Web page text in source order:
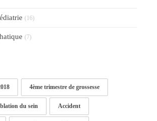
(16)
(7)
4ème trimestre de grossesse
du sein Accident